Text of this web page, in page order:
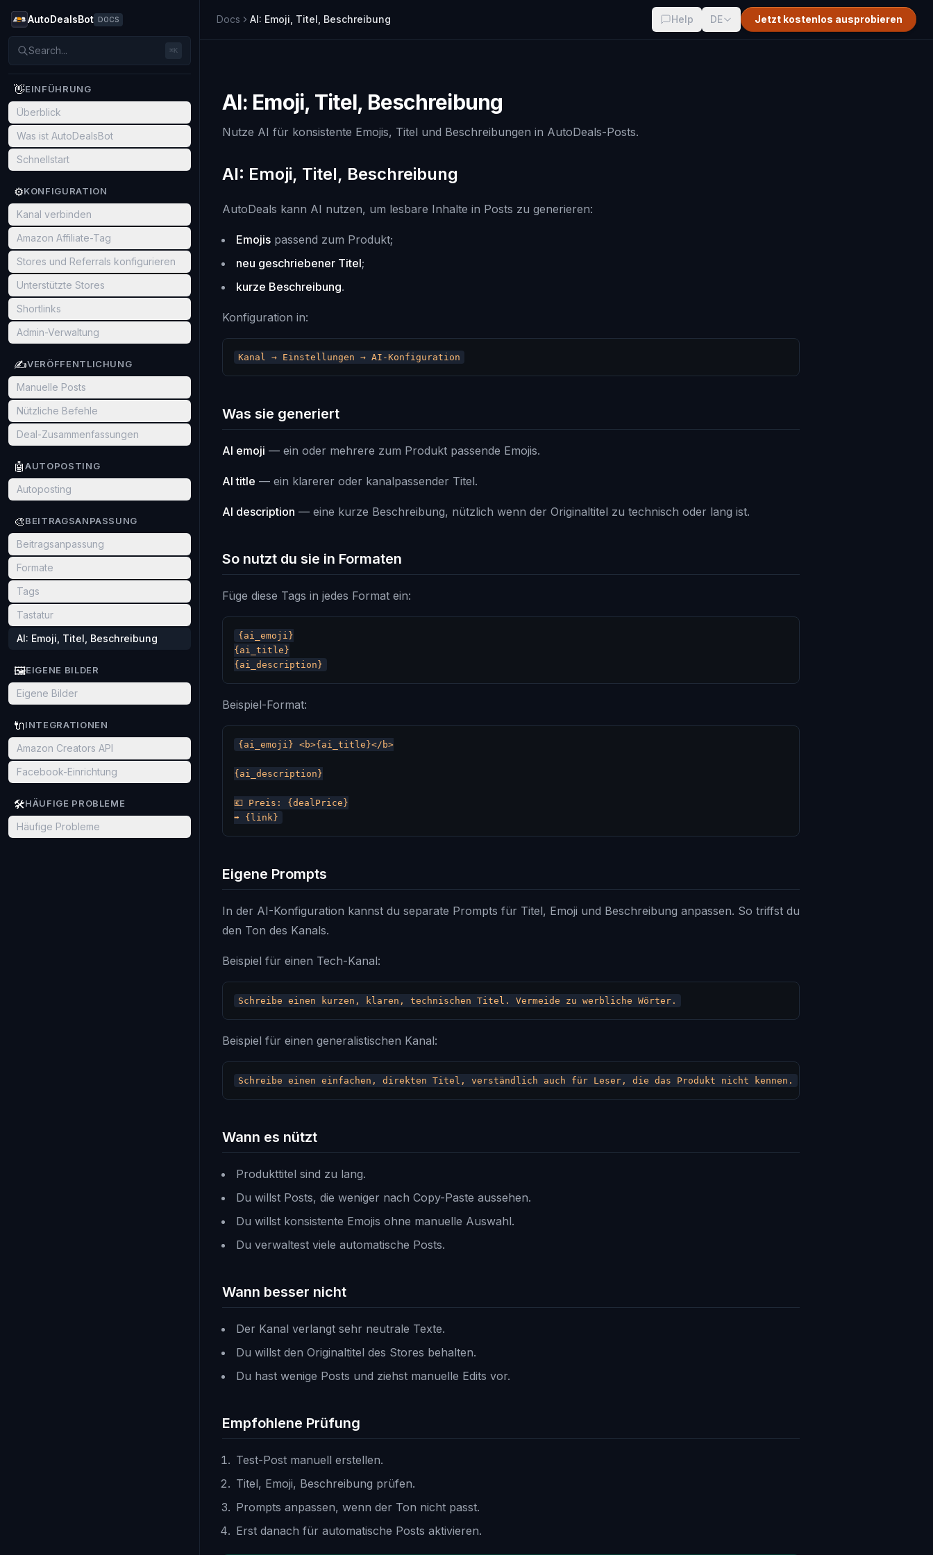
AutoDealsBot DOCS
Search... ⌘K
👋EINFÜHRUNG
Überblick
Was ist AutoDealsBot
Schnellstart
⚙️KONFIGURATION
Kanal verbinden
Amazon Affiliate-Tag
Stores und Referrals konfigurieren
Unterstützte Stores
Shortlinks
Admin-Verwaltung
✍️VERÖFFENTLICHUNG
Manuelle Posts
Nützliche Befehle
Deal-Zusammenfassungen
🤖AUTOPOSTING
Autoposting
🎨BEITRAGSANPASSUNG
Beitragsanpassung
Formate
Tags
Tastatur
AI: Emoji, Titel, Beschreibung
🖼️EIGENE BILDER
Eigene Bilder
🔌INTEGRATIONEN
Amazon Creators API
Facebook-Einrichtung
🛠️HÄUFIGE PROBLEME
Häufige Probleme
Docs AI: Emoji, Titel, Beschreibung Help DE Jetzt kostenlos ausprobieren
AI: Emoji, Titel, Beschreibung
Nutze AI für konsistente Emojis, Titel und Beschreibungen in AutoDeals-Posts.
AI: Emoji, Titel, Beschreibung
AutoDeals kann AI nutzen, um lesbare Inhalte in Posts zu generieren:
Emojis passend zum Produkt;
neu geschriebener Titel;
kurze Beschreibung.
Konfiguration in:
Was sie generiert
AI emoji — ein oder mehrere zum Produkt passende Emojis.
AI title — ein klarerer oder kanalpassender Titel.
AI description — eine kurze Beschreibung, nützlich wenn der Originaltitel zu technisch oder lang ist.
So nutzt du sie in Formaten
Füge diese Tags in jedes Format ein:
{ai_emoji}
{ai_title}
Beispiel-Format:
{ai_emoji} <b>{ai_title}</b>
{ai_description}
💶 Preis: {dealPrice}
Eigene Prompts
In der AI-Konfiguration kannst du separate Prompts für Titel, Emoji und Beschreibung anpassen. So triffst du
den Ton des Kanals.
Beispiel für einen Tech-Kanal:
Beispiel für einen generalistischen Kanal:
Wann es nützt
Produkttitel sind zu lang.
Du willst Posts, die weniger nach Copy-Paste aussehen.
Du willst konsistente Emojis ohne manuelle Auswahl.
Du verwaltest viele automatische Posts.
Wann besser nicht
Der Kanal verlangt sehr neutrale Texte.
Du willst den Originaltitel des Stores behalten.
Du hast wenige Posts und ziehst manuelle Edits vor.
Empfohlene Prüfung
Test-Post manuell erstellen.
Titel, Emoji, Beschreibung prüfen.
Prompts anpassen, wenn der Ton nicht passt.
Erst danach für automatische Posts aktivieren.